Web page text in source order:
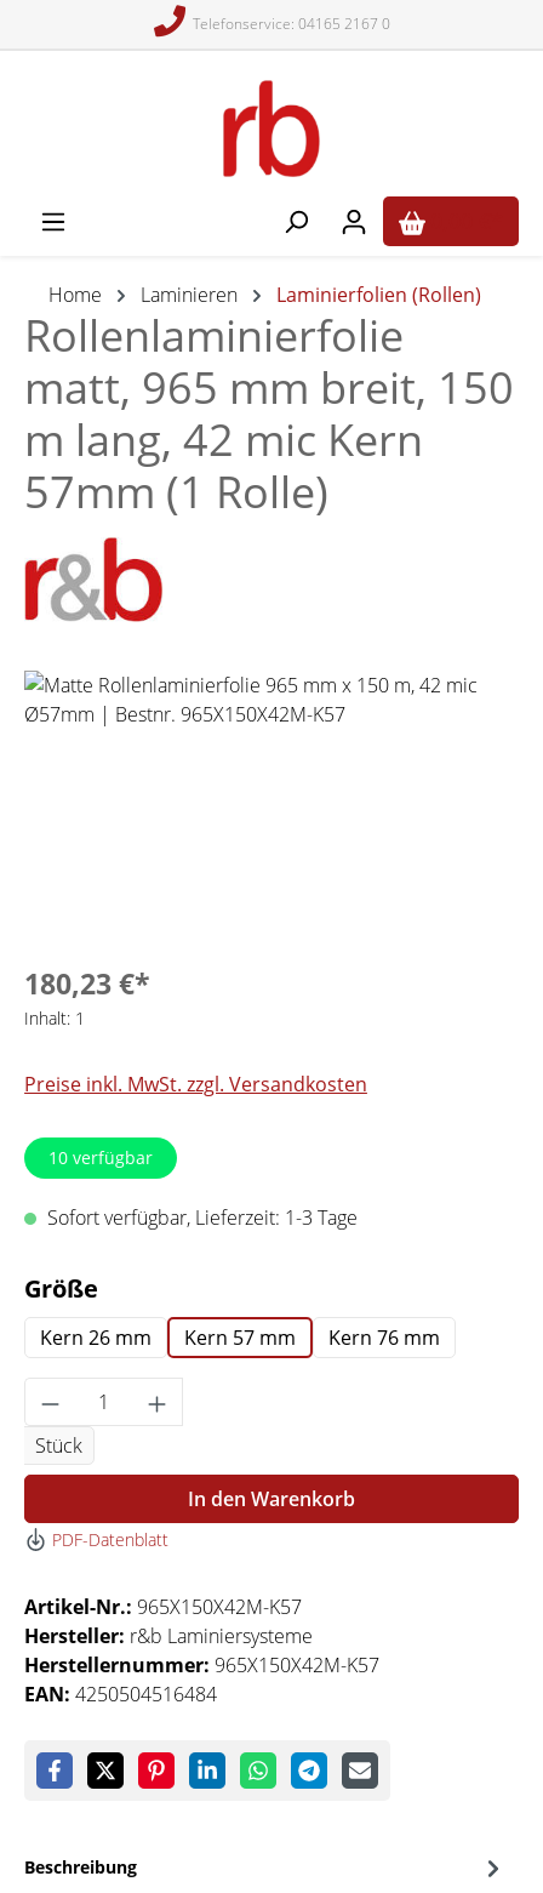
Telefonservice: 04165 2167 0
Home Laminieren Laminierfolien (Rollen)
Rollenlaminierfolie
matt, 965 mm breit, 150
m lang, 42 mic Kern
57mm (1 Rolle)
Bildergalerie überspringen
180,23 €*
Inhalt: 1
Preise inkl. MwSt. zzgl. Versandkosten
10 verfügbar
Sofort verfügbar, Lieferzeit: 1-3 Tage
Größe
Kern 26 mm Kern 57 mm Kern 76 mm
Produkt Anzahl: Gib den gewünschten
Stück
In den Warenkorb
PDF-Datenblatt
Artikel-Nr.: 965X150X42M-K57
Hersteller: r&b Laminiersysteme
Herstellernummer: 965X150X42M-K57
EAN: 4250504516484
Beschreibung